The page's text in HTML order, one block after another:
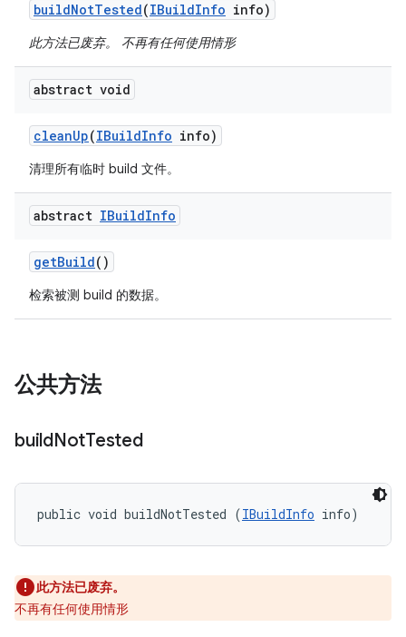
buildNotTested(IBuildInfo info)
此方法已废弃。 不再有任何使用情形
abstract void
cleanUp(IBuildInfo info)
清理所有临时 build 文件。
abstract IBuildInfo
getBuild()
检索被测 build 的数据。
公共方法
buildNotTested
public void buildNotTested (IBuildInfo info)
此方法已废弃。
不再有任何使用情形